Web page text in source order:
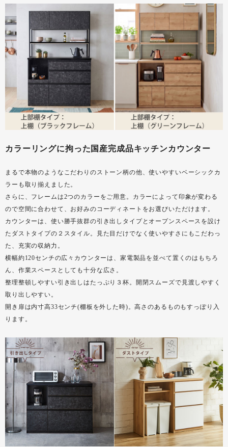
カラーリングに拘った国産完成品キッチンカウンター
まるで本物のようなこだわりのストーン柄の他、使いやすいベーシックカ
ラーも取り揃えました。
さらに、フレームは2つのカラーをご用意。カラーによって印象が変わる
ので空間に合わせて、お好みのコーディネートをお選びいただけます。
カウンターは、使い勝手抜群の引き出しタイプとオープンスペースを設け
たダストタイプの２スタイル。見た目だけでなく使いやすさにもこだわっ
た、充実の収納力。
横幅約120センチの広々カウンターは、家電製品を並べて置くのはもちろ
ん、作業スペースとしても十分な広さ。
整理整頓しやすい引き出しはたっぷり３杯。開閉スムーズで見渡しやすく
取り出しやすい。
開き扉は内寸高33センチ(棚板を外した時)。高さのあるものもすっぽり入
ります。